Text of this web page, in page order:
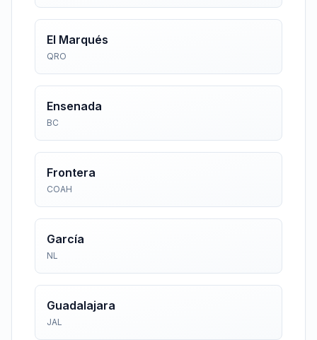
El Marqués
QRO
Ensenada
BC
Frontera
COAH
García
NL
Guadalajara
JAL